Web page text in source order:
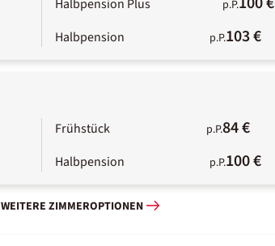
Halbpension Plus p.P.
Halbpension p.P.103 €
Frühstück p.P.84 €
Halbpension p.P.100 €
WEITERE ZIMMEROPTIONEN